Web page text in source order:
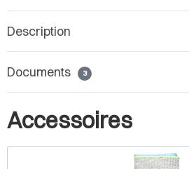
Description
Documents 3
Accessoires